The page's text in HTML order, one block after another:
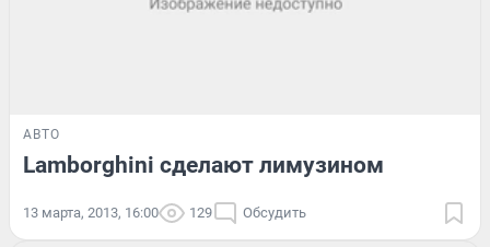
АВТО
Lamborghini сделают лимузином
13 марта, 2013, 16:00 129 Обсудить